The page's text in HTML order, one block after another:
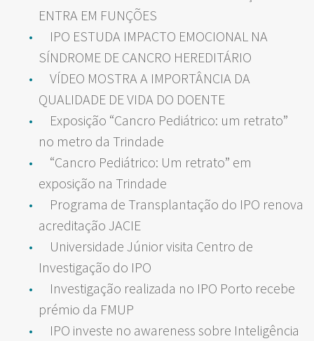
ENTRA EM FUNÇÕES
IPO ESTUDA IMPACTO EMOCIONAL NA
SÍNDROME DE CANCRO HEREDITÁRIO
VÍDEO MOSTRA A IMPORTÂNCIA DA
QUALIDADE DE VIDA DO DOENTE
Exposição “Cancro Pediátrico: um retrato”
no metro da Trindade
“Cancro Pediátrico: Um retrato” em
exposição na Trindade
Programa de Transplantação do IPO renova
acreditação JACIE
Universidade Júnior visita Centro de
Investigação do IPO
Investigação realizada no IPO Porto recebe
prémio da FMUP
IPO investe no awareness sobre Inteligência